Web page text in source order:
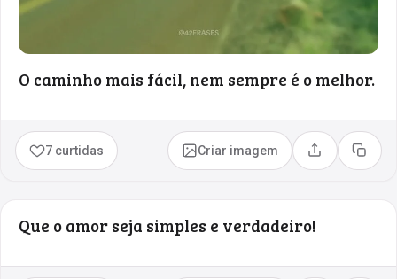
O caminho mais fácil, nem sempre é o melhor.
7 curtidas Criar imagem Compartilhar
Copiar
Que o amor seja simples e verdadeiro!